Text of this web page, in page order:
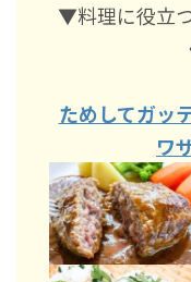
▼料理に役立
ためしてガッ
ワ